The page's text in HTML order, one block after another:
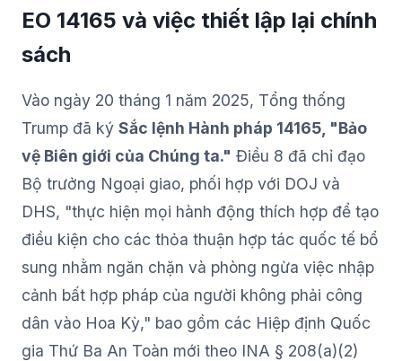
EO 14165 và việc thiết lập lại chính
sách
Vào ngày 20 tháng 1 năm 2025, Tổng thống
Trump đã ký Sắc lệnh Hành pháp 14165, "Bảo
vệ Biên giới của Chúng ta." Điều 8 đã chỉ đạo
Bộ trưởng Ngoại giao, phối hợp với DOJ và
DHS, "thực hiện mọi hành động thích hợp để tạo
điều kiện cho các thỏa thuận hợp tác quốc tế bổ
sung nhằm ngăn chặn và phòng ngừa việc nhập
cảnh bất hợp pháp của người không phải công
dân vào Hoa Kỳ," bao gồm các Hiệp định Quốc
gia Thứ Ba An Toàn mới theo INA § 208(a)(2)